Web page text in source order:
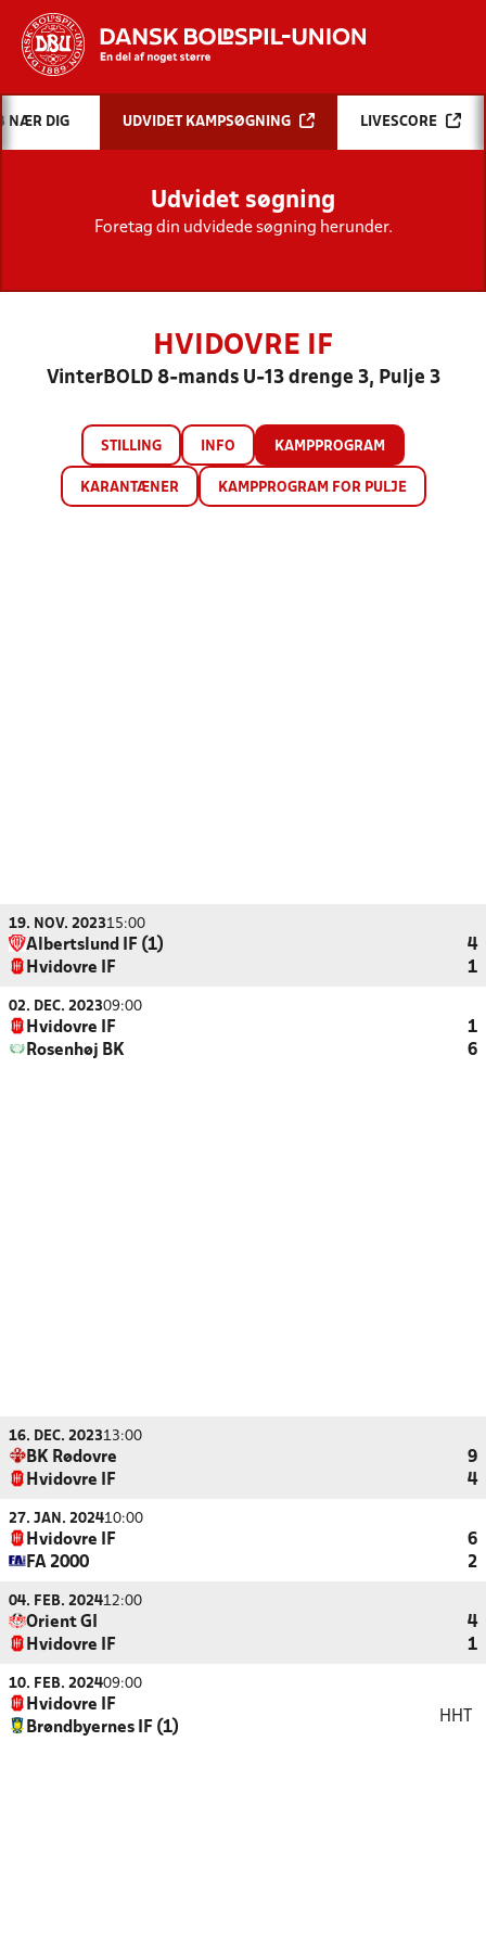
Hvad vil du søge efter?
INDHOLD OG NYHEDER
STILLINGER, RESULTATER, KLUBBER OG
HOLD
NÆR DIG UDVIDET KAMPSØGNING LIVESCORE
Udvidet søgning
Foretag din udvidede søgning herunder.
HVIDOVRE IF
VinterBOLD 8-mands U-13 drenge 3, Pulje 3
STILLING INFO KAMPPROGRAM
KARANTÆNER KAMPPROGRAM FOR PULJE
19. NOV. 202315:00
Albertslund IF (1)
4
Hvidovre IF
1
02. DEC. 202309:00
Hvidovre IF
1
Rosenhøj BK
6
16. DEC. 202313:00
BK Rødovre
9
Hvidovre IF
4
27. JAN. 202410:00
Hvidovre IF
6
FA 2000
2
04. FEB. 202412:00
Orient GI
4
Hvidovre IF
1
10. FEB. 202409:00
Hvidovre IF
Brøndbyernes IF (1)
HHT